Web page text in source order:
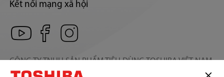
Kết nối mạng xã hội
CÔNG TY TNHH SẢN PHẨM TIÊU DÙNG TOSHIBA VIỆT NAM
Địa chỉ trụ sở: Số 12, Đường 15, Khu phố 13, Phường Linh Xuân,